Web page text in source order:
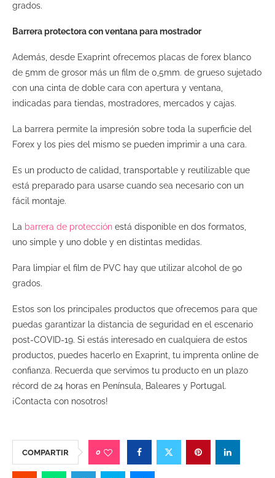
grados.
Barrera protectora con ventana para mostrador
Además, desde Exaprint ofrecemos placas de forex blanco
de 5mm de grosor más un film de 0,5mm. de grueso sujetado
con una cinta de doble cara con apertura y ventana,
indicadas para tiendas, mostradores, mercados y cajas.
La barrera permite la impresión sobre toda la superficie del
Forex y los pies del mismo se pueden imprimir a una cara.
Es un producto de calidad, transportable y reutilizable que
está preparado para usarse cuando sea necesario con un
fácil montaje.
La barrera de protección está disponible en dos formatos,
uno simple y uno doble y en distintas medidas.
Para limpiar el film de PVC hay que utilizar alcohol de 90
grados.
Estos son los principales productos que ofrecemos para que
puedas garantizar la distancia de seguridad en el escenario
post-COVID-19. Si estás interesado en cualquiera de estos
productos, puedes hacerlo en Exaprint, tu imprenta online de
confianza. Recuerda que servimos tu producto en un plazo
récord de 24 horas en Península, Baleares y Portugal.
¡Contacta con nosotros!
COMPARTIR 0